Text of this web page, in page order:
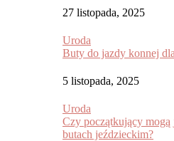
27 listopada, 2025
Uroda
Buty do jazdy konnej
5 listopada, 2025
Uroda
Czy początkujący
butach jeździeckim?